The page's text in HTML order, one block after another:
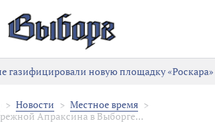
газифицировали новую площадку «Роскара»
Новости
Местное время
Апраксина в Выборге...